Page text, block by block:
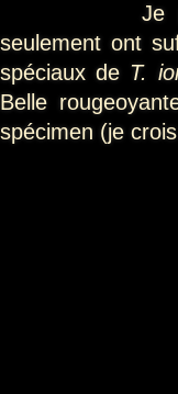
Je pensais
seulement ont
spéciaux de T.
Belle
spécimen (je